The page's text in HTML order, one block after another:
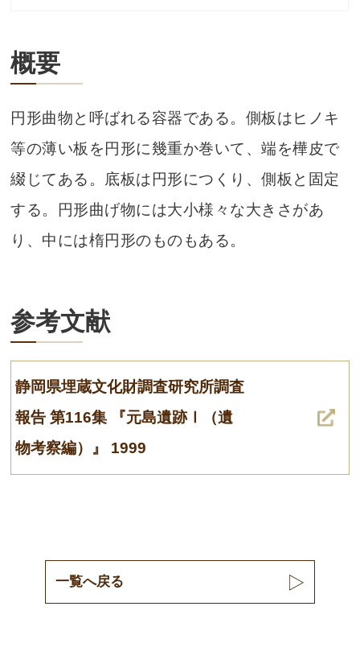
概要
円形曲物と呼ばれる容器である。側板はヒノキ
等の薄い板を円形に幾重か巻いて、端を樺皮で
綴じてある。底板は円形につくり、側板と固定
する。円形曲げ物には大小様々な大きさがあ
り、中には楕円形のものもある。
参考文献
静岡県埋蔵文化財調査研究所調査
報告 第116集 『元島遺跡Ⅰ（遺
物考察編）』 1999
一覧へ戻る